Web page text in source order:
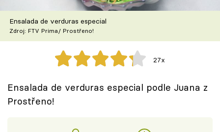
Recepty z TV
Speciál: Cuketa
Těhotnej kuchař
Sledujte prima+
Ensalada de verduras especial
Zdroj: FTV Prima/ Prostřeno!
27x
Ensalada de verduras especial podle Juana z
Prostřeno!